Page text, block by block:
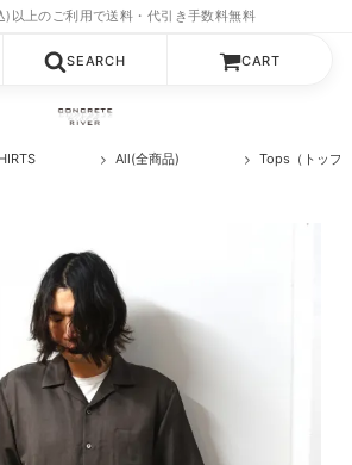
SEARCH CART
All(全商品) Tops（トップ